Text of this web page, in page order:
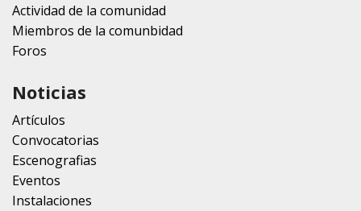
Actividad de la comunidad
Miembros de la comunbidad
Foros
Noticias
Artículos
Convocatorias
Escenografias
Eventos
Instalaciones